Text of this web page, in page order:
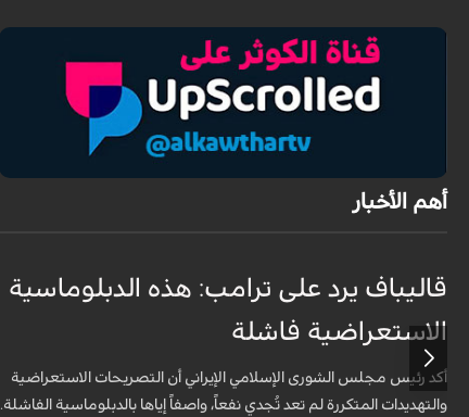
أهم الأخبار
قاليباف يرد على ترامب: هذه الدبلوماسية
الاستعراضية فاشلة
أكد رئيس مجلس الشورى الإسلامي الإيراني أن التصريحات الاستعراضية
والتهديدات المتكررة لم تعد تُجدي نفعاً، واصفاً إياها بالدبلوماسية الفاشلة.